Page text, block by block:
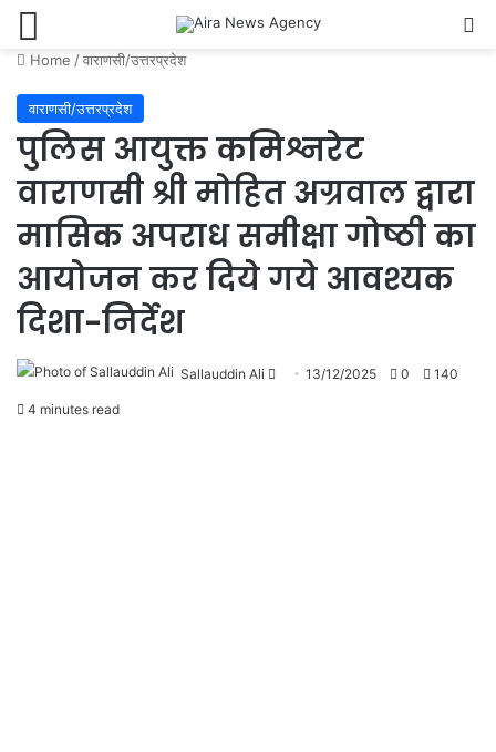
Home /वाराणसी/उत्तरप्रदेश
वाराणसी/उत्तरप्रदेश
पुलिस आयुक्त कमिश्नरेट
वाराणसी श्री मोहित अग्रवाल द्वारा
मासिक अपराध समीक्षा गोष्ठी का
आयोजन कर दिये गये आवश्यक
दिशा-निर्देश
Sallauddin Ali
Send13/12/2025 0 140
4 minutes read